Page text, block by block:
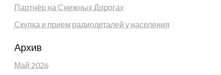
Партнёр на Снежных Дорогах
Скупка и прием радиодеталей у населения
Архив
Май 2026